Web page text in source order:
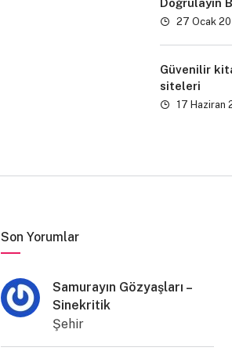
sorunu”
27 Ocak
Güvenilir
siteleri
17 Haziran
Son Yorumlar
Samurayın Gözyaşları –
Sinekritik
Şehir